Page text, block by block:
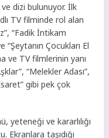
dizi bulunuyor. İlk
TV filminde rol alan
“Fadik İntikam
“Şeytanın Çocukları El
ve TV filmlerinin yanı
“Melekler Adası”,
gibi pek çok
yeteneği ve kararlılığı
Ekranlara taşıdığı